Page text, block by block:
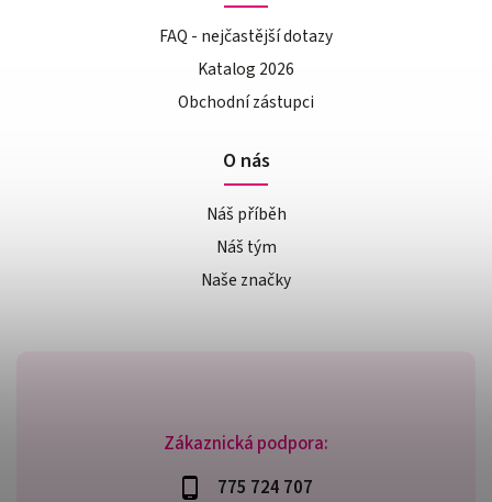
Zákaznická podpora:
775 724 707
FAQ - nejčastější dotazy
Katalog 2026
Obchodní zástupci
O nás
Náš příběh
Náš tým
Naše značky